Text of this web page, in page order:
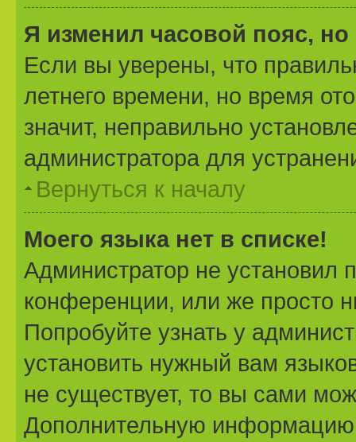
Я изменил часовой пояс,
Если вы уверены, что
летнего времени, но время
значит, неправильно
администратора для
Вернуться к началу
Моего языка нет в списке!
Администратор не установил
конференции, или же просто
Попробуйте узнать у
установить нужный вам
не существует, то вы сами
Дополнительную информацию